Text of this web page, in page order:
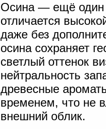
Осина — ещё один
отличается
даже без
осина сохраняет
светлый оттенок
нейтральность
древесные
временем, что не
внешний облик.